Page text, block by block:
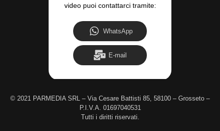
video puoi contattarci tramite:
WhatsApp
E-mail
© 2021 PARMEDIA SRL – Via Cesare Battisti 85, 58100 – Grosseto –
P.I.V.A. 01697040531
Tutti i diritti riservati.